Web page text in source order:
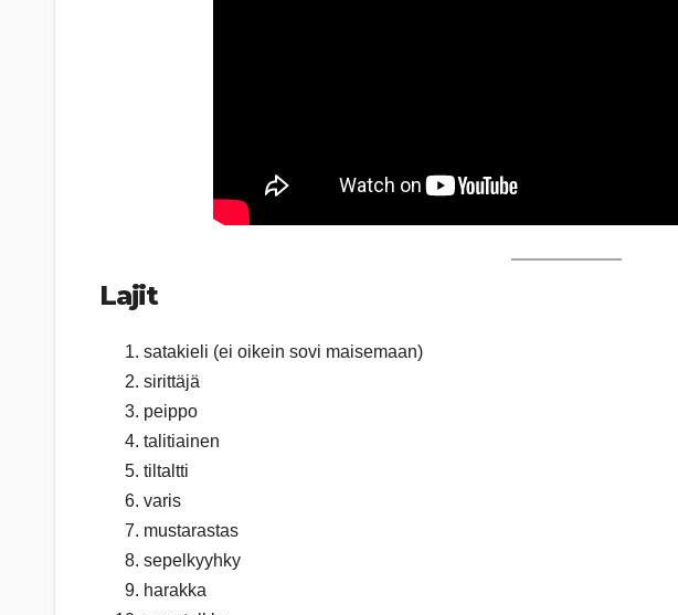
Lajit
satakieli (ei oikein sovi maisemaan)
sirittäjä
peippo
talitiainen
tiltaltti
varis
mustarastas
sepelkyyhky
harakka